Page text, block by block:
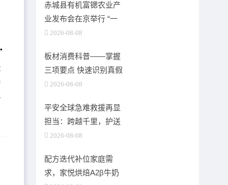
会年会
赤城县有机富锶农业产
业发布会在京举行 “一
泓清水润京华·一片赤诚
2026-08-08
板材消费科普——掌握
三项要点 快速识别真假
红棉花板材
2026-08-08
平安全球急难救援再显
担当：跨越千里，护送
骨折客户平安返乡
2026-08-08
配方迭代补位家庭需
求，家悦烘焙A2β牛奶